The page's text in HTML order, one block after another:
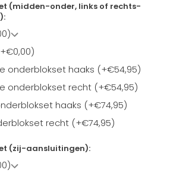
(midden-onder, links of rechts-
onderblokset haaks (+€54,95)
onderblokset recht (+€54,95)
haaks (+€74,95)
recht (+€74,95)
(zij-aansluitingen):